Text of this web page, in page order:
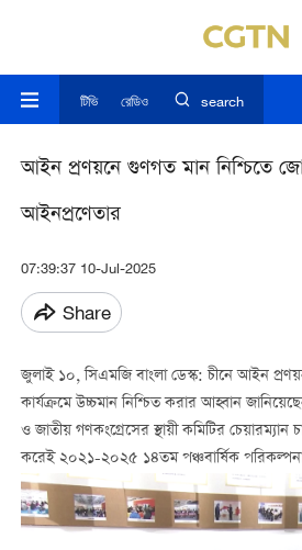
টিভি রেডিও search
আইন প্রণয়নে গুণগত মান নিশ্চিতে
আইনপ্রণেতার
07:39:37 10-Jul-2025
Share
জুলাই ১০, সিএমজি বাংলা ডেস্ক: চীনে আইন
কার্যক্রমে উচ্চমান নিশ্চিত করার আহ্বান
ও জাতীয় গণকংগ্রেসের স্থায়ী কমিটির
করেই ২০২১-২০২৫ ১৪তম পঞ্চবার্ষিক